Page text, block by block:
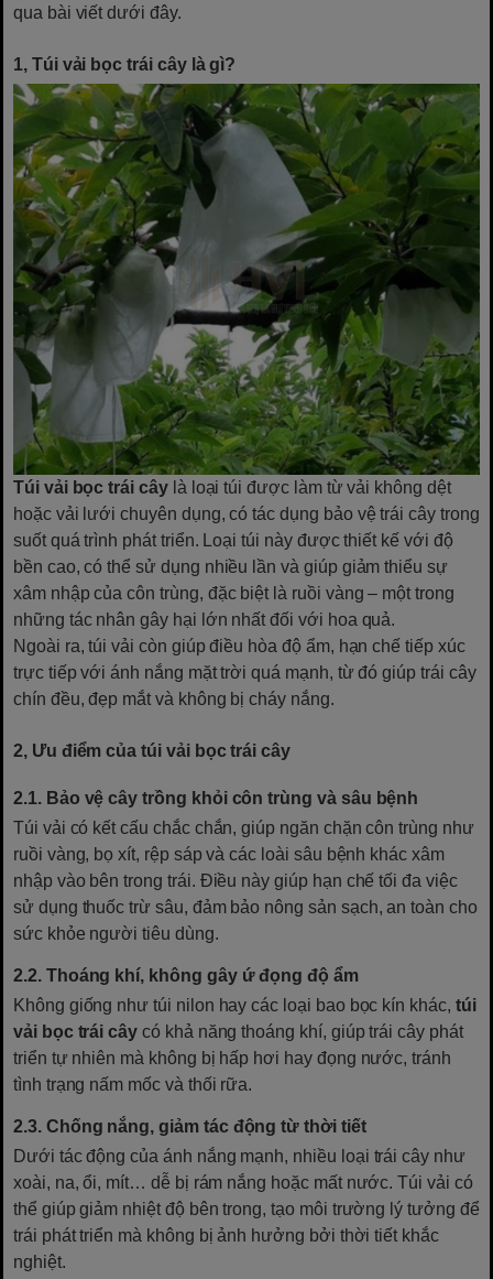
qua bài viết dưới đây.
1, Túi vải bọc trái cây là gì?
Túi vải bọc trái câylà loại túi được làm từ vải không dệt
hoặc vải lưới chuyên dụng, có tác dụng bảo vệ trái cây trong
suốt quá trình phát triển. Loại túi này được thiết kế với độ
bền cao, có thể sử dụng nhiều lần và giúp giảm thiểu sự
xâm nhập của côn trùng, đặc biệt là ruồi vàng – một trong
những tác nhân gây hại lớn nhất đối với hoa quả.
Ngoài ra, túi vải còn giúp điều hòa độ ẩm, hạn chế tiếp xúc
trực tiếp với ánh nắng mặt trời quá mạnh, từ đó giúp trái cây
chín đều, đẹp mắt và không bị cháy nắng.
2, Ưu điểm của túi vải bọc trái cây
2.1. Bảo vệ cây trồng khỏi côn trùng và sâu bệnh
Túi vải có kết cấu chắc chắn, giúp ngăn chặn côn trùng như
ruồi vàng, bọ xít, rệp sáp và các loài sâu bệnh khác xâm
nhập vào bên trong trái. Điều này giúp hạn chế tối đa việc
sử dụng thuốc trừ sâu, đảm bảo nông sản sạch, an toàn cho
sức khỏe người tiêu dùng.
2.2. Thoáng khí, không gây ứ đọng độ ẩm
Không giống như túi nilon hay các loại bao bọc kín khác, túi
vải bọc trái cây có khả năng thoáng khí, giúp trái cây phát
triển tự nhiên mà không bị hấp hơi hay đọng nước, tránh
tình trạng nấm mốc và thối rữa.
2.3. Chống nắng, giảm tác động từ thời tiết
Dưới tác động của ánh nắng mạnh, nhiều loại trái cây như
xoài, na, ổi, mít… dễ bị rám nắng hoặc mất nước. Túi vải có
thể giúp giảm nhiệt độ bên trong, tạo môi trường lý tưởng để
trái phát triển mà không bị ảnh hưởng bởi thời tiết khắc
nghiệt.